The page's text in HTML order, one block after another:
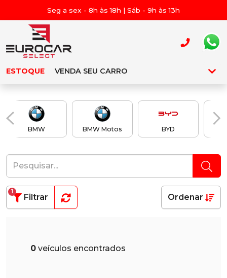
Seg a sex - 8h às 18h | Sáb - 9h às 13h
ESTOQUE VENDA SEU CARRO
BMW BMW Motos BYD
Filtrar
1
Ordenar
0 veículos encontrados